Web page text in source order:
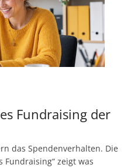
Fundraising der
das Spendenverhalten. Die
Fundraising“ zeigt was